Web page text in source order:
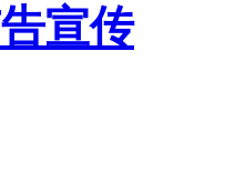
宣传